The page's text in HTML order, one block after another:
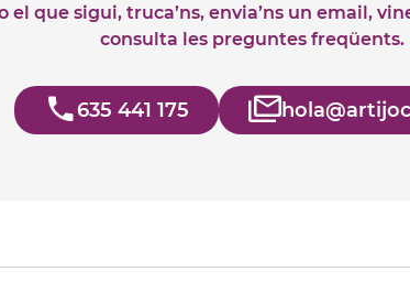
el que sigui, truca’ns, envia’ns un email,
consulta les preguntes freqüents.
635 441 175